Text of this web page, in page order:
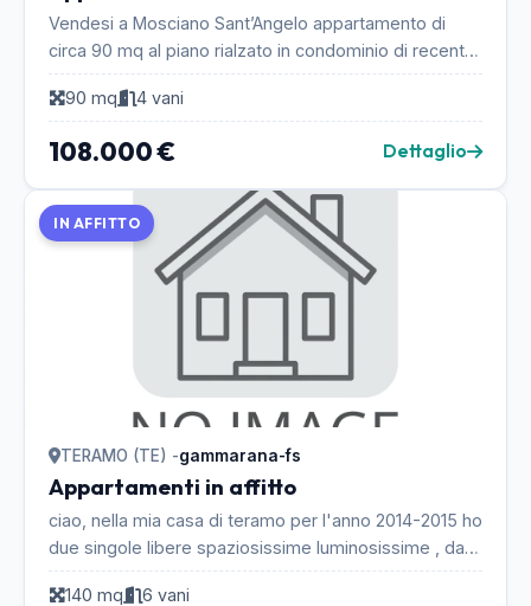
Vendesi a Mosciano Sant’Angelo appartamento di
circa 90 mq al piano rialzato in condominio di recente
costruzione e vicino alla zona residenziale con...
90 mq
4 vani
108.000 € Dettaglio
IN AFFITTO
TERAMO (TE) -gammarana-fs
Appartamenti in affitto
ciao, nella mia casa di teramo per l'anno 2014-2015 ho
due singole libere spaziosissime luminosissime , da
dividere le bollette, la tia e il condomin...
140 mq
6 vani